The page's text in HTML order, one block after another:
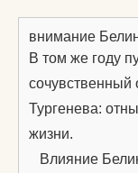
внимание
В том же году
сочувственный
Тургенева:
жизни.
Влияние